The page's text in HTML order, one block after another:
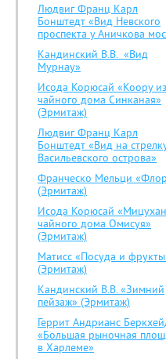
Людвиг Франц Карл
Бонштедт «Вид Невского
проспекта у Аничкова
Кандинский В.В. «Вид
Мурнау»
Исода Корюсай «Коору из
чайного дома Синканая»
(Эрмитаж)
Людвиг Франц Карл
Бонштедт «Вид на
Васильевского острова»
Франческо Мельци
(Эрмитаж)
Исода Корюсай
чайного дома Омисуя»
(Эрмитаж)
Матисс «Посуда и
(Эрмитаж)
Кандинский В.В. «Зимний
пейзаж» (Эрмитаж)
Геррит Андрианс
«Большая рыночная
в Харлеме»